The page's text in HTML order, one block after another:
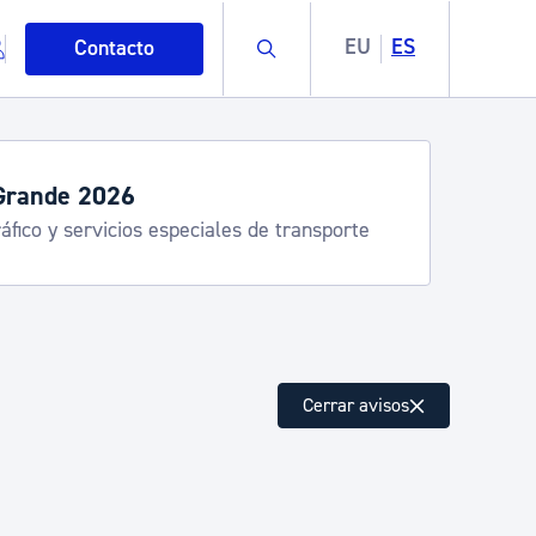
Contacto Buscar EU ES
y medioambiente
2026
y servicios especiales de transporte
Cerrar avisos